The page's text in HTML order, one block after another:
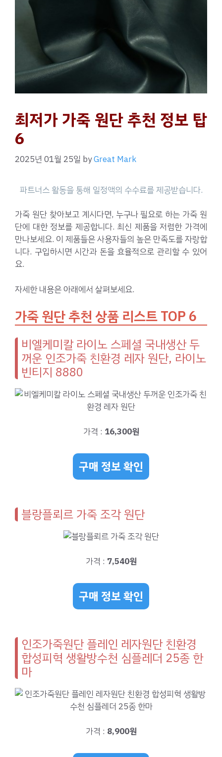
최저가 가죽 원단 추천 정보 탑
6
2025년 01월 25일 byGreat Mark
가죽 원단 찾아보고 계시다면, 누구나 필요로 하는 가죽 원
단에 대한 정보를 제공합니다. 최신 제품을 저렴한 가격에
만나보세요. 이 제품들은 사용자들의 높은 만족도를 자랑합
니다. 구입하시면 시간과 돈을 효율적으로 관리할 수 있어
요.
자세한 내용은 아래에서 살펴보세요.
가죽 원단 추천 상품 리스트 TOP 6
비엘케미칼 라이노 스페셜 국내생산 두
꺼운 인조가죽 친환경 레자 원단, 라이노
빈티지 8880
가격 : 16,300원
구매 정보 확인
블랑플뢰르 가죽 조각 원단
가격 : 7,540원
구매 정보 확인
인조가죽원단 플레인 레자원단 친환경
합성피혁 생활방수천 심플레더 25종 한
마
가격 : 8,900원